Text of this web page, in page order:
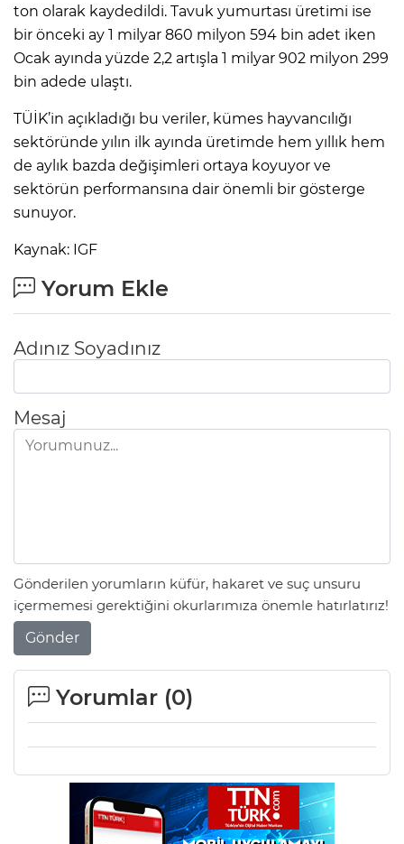
ton olarak kaydedildi. Tavuk yumurtası üretimi ise
bir önceki ay 1 milyar 860 milyon 594 bin adet iken
Ocak ayında yüzde 2,2 artışla 1 milyar 902 milyon 299
bin adede ulaştı.
TÜİK’in açıkladığı bu veriler, kümes hayvancılığı
sektöründe yılın ilk ayında üretimde hem yıllık hem
de aylık bazda değişimleri ortaya koyuyor ve
sektörün performansına dair önemli bir gösterge
sunuyor.
Kaynak: IGF
Yorum Ekle
Adınız Soyadınız
Mesaj
Gönderilen yorumların küfür, hakaret ve suç unsuru
içermemesi gerektiğini okurlarımıza önemle hatırlatırız!
Gönder
Yorumlar (0)